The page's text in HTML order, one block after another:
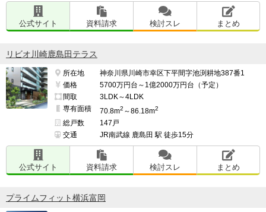
横浜の中でも横浜駅周辺からみなとみらいエリアは重点
的に開発されてきたエリアで、まだ伸び代がある。
そのエリアに至近ながら喧騒に巻き込まれない程度の距
離感が保てるのが良い。
━━━━━━━━━━━━━━━━━━━
このマンションの最も気になる点
━━━━━━━━━━━━━━━━━━━
横浜新道から１ブロック離れているメリットはあるもの
の、南東側は道路を隔てて同じくらいの高さのマンショ
ていないので問題なし）
公式サイト 資料請求 検討スレ まとめ
リビオ川崎鹿島田テラス
所在地
神奈川県川崎市幸区下平間字池渕耕地387番1
価格
5700万円台～1億2000万円台（予定）
間取
3LDK～4LDK
専有面積
70.8m2 ～86.18m2
総戸数
147戸
交通
JR南武線 鹿島田 駅 徒歩15分
公式サイト 資料請求 検討スレ まとめ
プライムフィット横浜富岡